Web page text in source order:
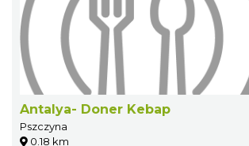
Antalya- Doner Kebap
Pszczyna
0.18 km